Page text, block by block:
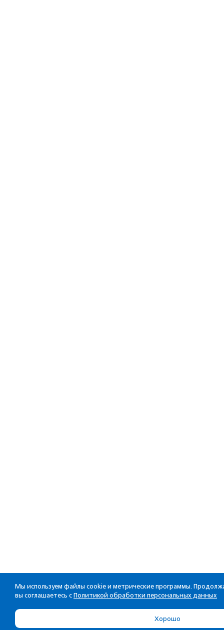
Мы используем файлы cookie и метрические программы.
вы соглашаетесь с Политикой обработки персональных данных
Хорошо